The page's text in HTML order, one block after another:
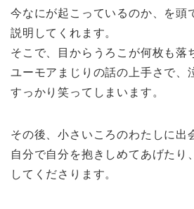
今なにが起こっているのか、を頭
説明してくれます。
そこで、目からうろこが何枚も落
ユーモアまじりの話の上手さで、
すっかり笑ってしまいます。
その後、小さいころのわたしに出
自分で自分を抱きしめてあげたり
してくださります。